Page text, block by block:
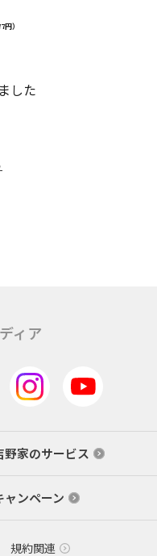
）
した
ィア
野家のサービス
ャンペーン
規約関連